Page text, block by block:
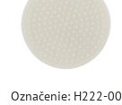
Označenie: H222-00